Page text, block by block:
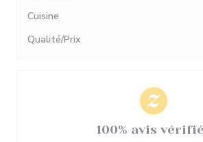
Cuisine
Qualité/Prix
100% avis